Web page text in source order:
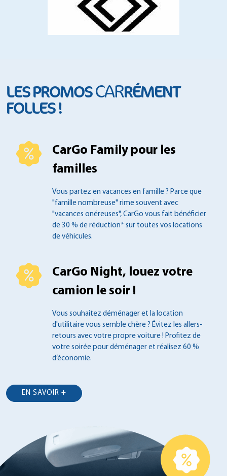
LES PROMOSCARRÉMENT
FOLLES !
CarGo Family pour les
familles
Vous partez en vacances en famille ? Parce que
"famille nombreuse" rime souvent avec
"vacances onéreuses", CarGo vous fait bénéficier
de 30 % de réduction* sur toutes vos locations
de véhicules.
CarGo Night, louez votre
camion le soir !
Vous souhaitez déménager et la location
d'utilitaire vous semble chère ? Évitez les allers-
retours avec votre propre voiture ! Profitez de
votre soirée pour déménager et réalisez 60 %
d’économie.
EN SAVOIR +